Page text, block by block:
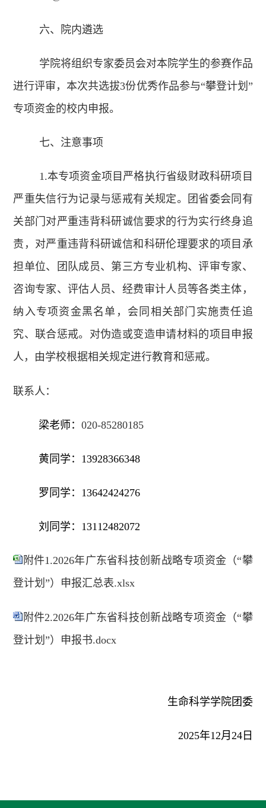
六、院内遴选
学院将组织专家委员会对本院学生的参赛作品
进行评审，本次共选拔3份优秀作品参与“攀登计划”
专项资金的校内申报。
七、注意事项
1.本专项资金项目严格执行省级财政科研项目
严重失信行为记录与惩戒有关规定。团省委会同有
关部门对严重违背科研诚信要求的行为实行终身追
责，对严重违背科研诚信和科研伦理要求的项目承
担单位、团队成员、第三方专业机构、评审专家、
咨询专家、评估人员、经费审计人员等各类主体，
纳入专项资金黑名单，会同相关部门实施责任追
究、联合惩戒。对伪造或变造申请材料的项目申报
人，由学校根据相关规定进行教育和惩戒。
联系人：
梁老师： 020-85280185
黄同学：13928366348
罗同学：13642424276
刘同学：13112482072
附件1.2026年广东省科技创新战略专项资金（“攀
登计划”）申报汇总表.xlsx
附件2.2026年广东省科技创新战略专项资金（“攀
登计划”）申报书.docx
生命科学学院团委
2025年12月24日